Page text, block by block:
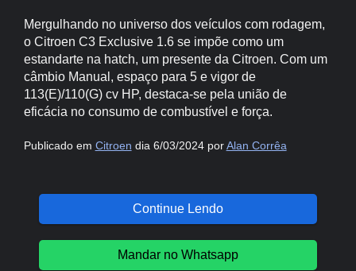
Mergulhando no universo dos veículos com rodagem,
o Citroen C3 Exclusive 1.6 se impõe como um
estandarte na hatch, um presente da Citroen. Com um
câmbio Manual, espaço para 5 e vigor de
113(E)/110(G) cv HP, destaca-se pela união de
eficácia no consumo de combustível e força.
Publicado em Citroen dia 6/03/2024 porAlan Corrêa
Continue Lendo
Mandar no Whatsapp